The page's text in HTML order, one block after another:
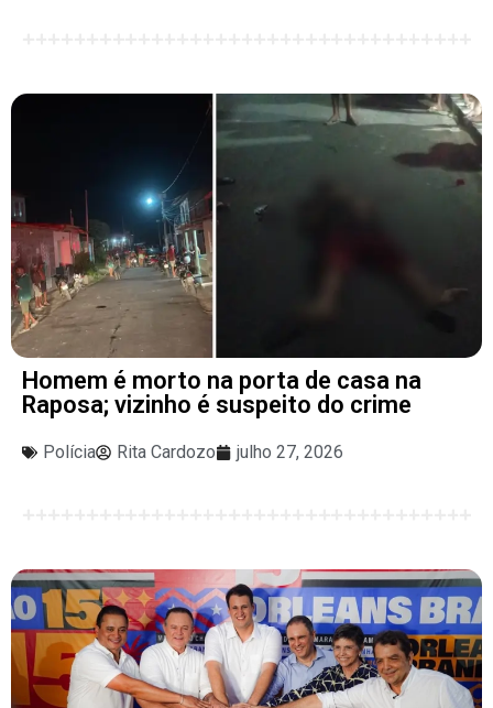
Homem é morto na porta de casa na
Raposa; vizinho é suspeito do crime
Polícia Rita Cardozo julho 27, 2026